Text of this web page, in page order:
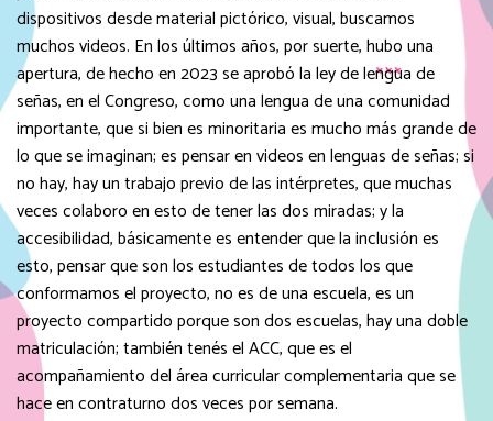
dispositivos desde material pictórico, visual, buscamos
muchos videos. En los últimos años, por suerte, hubo una
apertura, de hecho en 2023 se aprobó la ley de lengua de
señas, en el Congreso, como una lengua de una comunidad
importante, que si bien es minoritaria es mucho más grande de
lo que se imaginan; es pensar en videos en lenguas de señas; si
no hay, hay un trabajo previo de las intérpretes, que muchas
veces colaboro en esto de tener las dos miradas; y la
accesibilidad, básicamente es entender que la inclusión es
esto, pensar que son los estudiantes de todos los que
conformamos el proyecto, no es de una escuela, es un
proyecto compartido porque son dos escuelas, hay una doble
matriculación; también tenés el ACC, que es el
acompañamiento del área curricular complementaria que se
hace en contraturno dos veces por semana.